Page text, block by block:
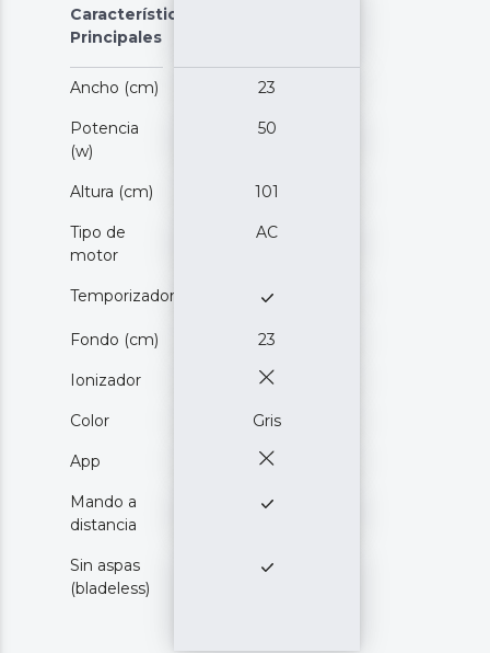
Características
Principales
Ancho (cm) 23
Potencia
(w)
50
Altura (cm) 101
Tipo de
motor
AC
Temporizador
Fondo (cm) 23
Ionizador
Color Gris
App
Mando a
distancia
Sin aspas
(bladeless)